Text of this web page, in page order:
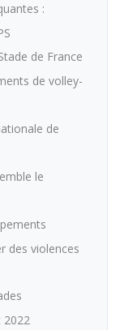
:
de France
de volley-
de
le
des violences
2022